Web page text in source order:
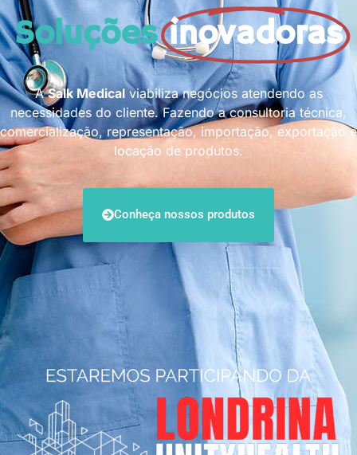
Soluções inovadoras
ASalk Medicalviabiliza negócios atendendo as
necessidades do cliente. Fazendo a consultoria técnica,
comercialização, representação, importação, exportação e
locação de produtos.
Conheça nossos produtos